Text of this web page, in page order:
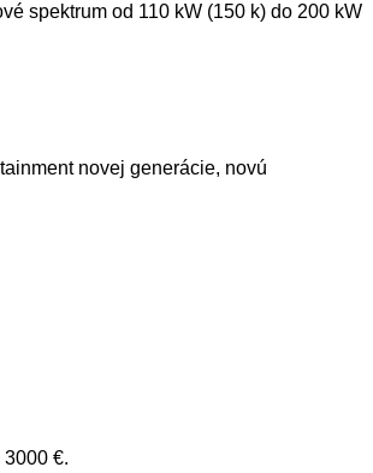
spektrum od 110 kW (150 k) do 200 kW
novej generácie, novú
€.